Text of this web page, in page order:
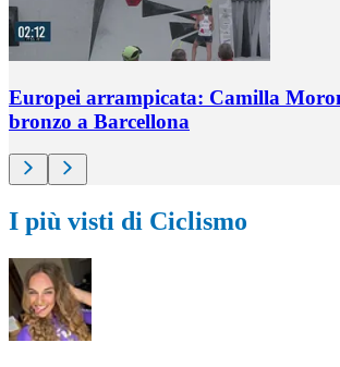
Europei arrampicata: Camilla
bronzo a Barcellona
I più visti di Ciclismo